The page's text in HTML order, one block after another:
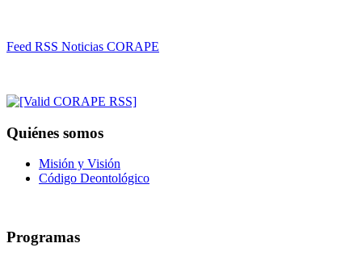
Feed RSS Noticias CORAPE
Quiénes somos
Misión y Visión
Código Deontológico
Programas